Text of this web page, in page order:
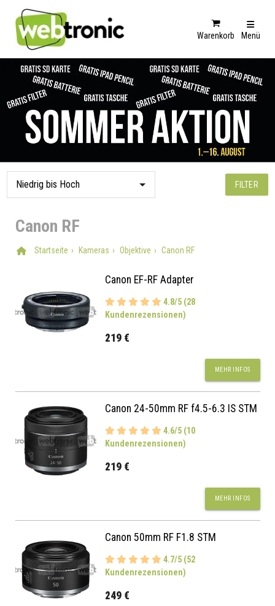
Warenkorb Menü
FILTER
Canon RF
Startseite Kameras Objektive Canon RF
Canon EF-RF Adapter
4.8/5 (28
Kundenrezensionen)
219 €
MEHR INFOS
Canon 24-50mm RF f4.5-6.3 IS STM
4.6/5 (10
Kundenrezensionen)
219 €
MEHR INFOS
Canon 50mm RF F1.8 STM
4.7/5 (52
Kundenrezensionen)
249 €